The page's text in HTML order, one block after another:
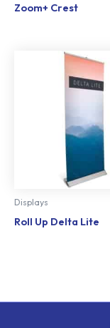
Zoom+ Crest
Displays
Roll Up Delta Lite